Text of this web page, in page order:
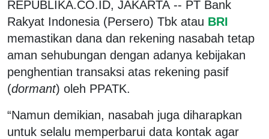
REPUBLIKA.CO.ID, JAKARTA -- PT Bank
Rakyat Indonesia (Persero) Tbk atau BRI
memastikan dana dan rekening nasabah tetap
aman sehubungan dengan adanya kebijakan
penghentian transaksi atas rekening pasif
(dormant) oleh PPATK.
“Namun demikian, nasabah juga diharapkan
untuk selalu memperbarui data kontak agar